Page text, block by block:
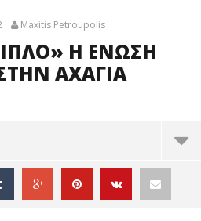
Maxitis Petroupolis
Η ΕΝΩΣΗ
ΑΧΑΓΙΑ